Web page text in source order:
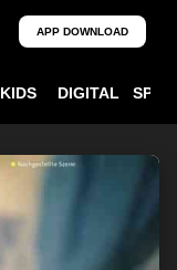
APP DOWNLOAD
KIDS DIGITAL